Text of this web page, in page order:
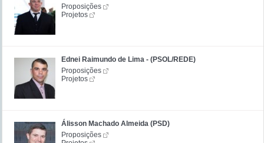
Proposições
Projetos
Ednei Raimundo de Lima - (PSOL/REDE)
Proposições
Projetos
Álisson Machado Almeida (PSD)
Proposições